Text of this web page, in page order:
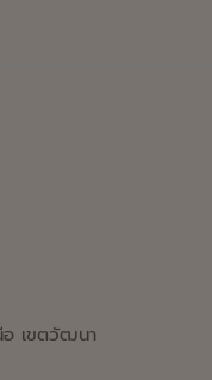
เขตวัฒนา